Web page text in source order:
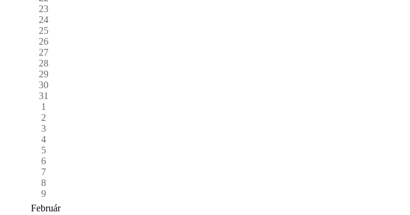
23
24
25
26
27
28
29
30
31
1
2
3
4
5
6
7
8
9
Február